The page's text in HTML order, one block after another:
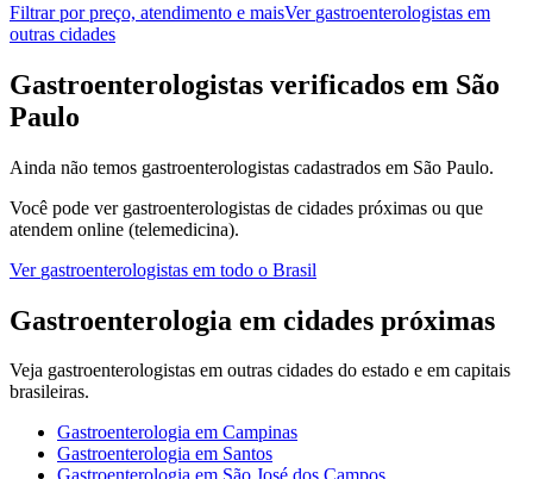
Filtrar por preço, atendimento e maisVer gastroenterologistas em
outras cidades
Gastroenterologistas verificados em São
Paulo
Ainda não temos gastroenterologistas cadastrados em São Paulo.
Você pode ver gastroenterologistas de cidades próximas ou que
atendem online (telemedicina).
Ver gastroenterologistas em todo o Brasil
Gastroenterologia em cidades próximas
Veja gastroenterologistas em outras cidades do estado e em capitais
brasileiras.
Gastroenterologia em Campinas
Gastroenterologia em Santos